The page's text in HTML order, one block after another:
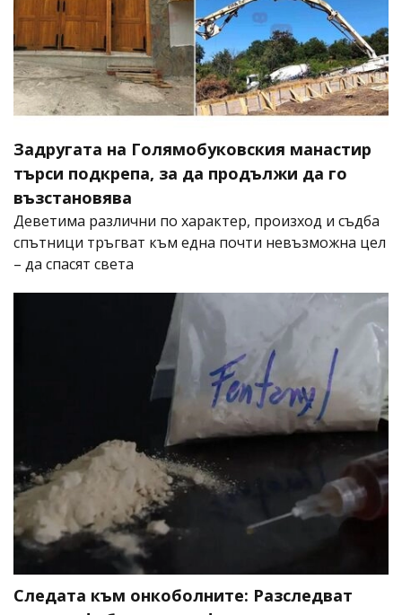
Задругата на Голямобуковския манастир
търси подкрепа, за да продължи да го
възстановява
Деветима различни по характер, произход и съдба
спътници тръгват към една почти невъзможна цел
– да спасят света
Следата към онкоболните: Разследват